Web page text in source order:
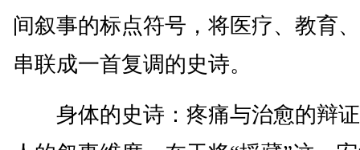
间叙事的标点符号，将医疗、教育
串联成一首复调的史诗。
身体的史诗：疼痛与治愈的辩证